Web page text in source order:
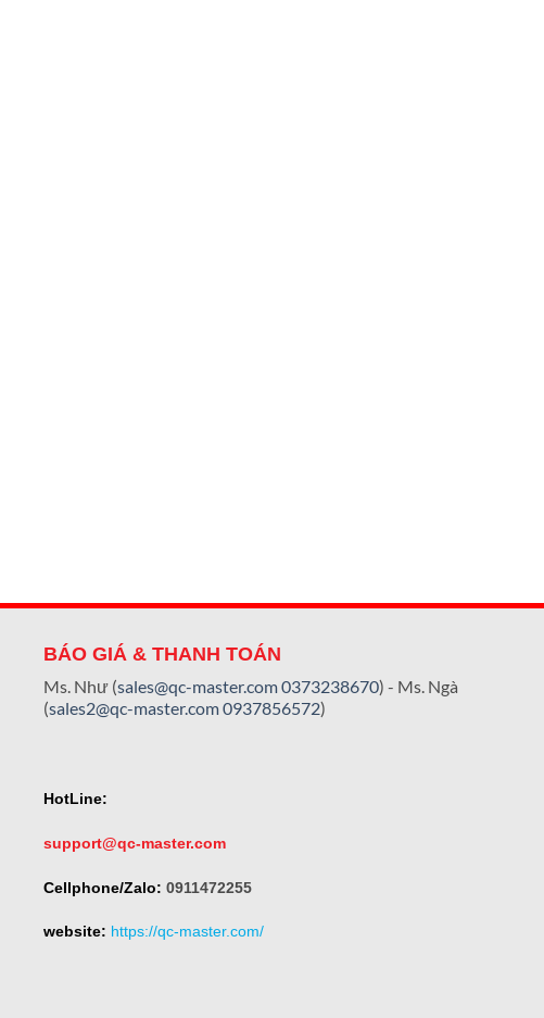
BÁO GIÁ & THANH TOÁN
Ms. Như (sales@qc-master.com0373238670) - Ms. Ngà
(sales2@qc-master.com0937856572)
HotLine:
support@qc-master.com
Cellphone/Zalo: 0911472255
website: https://qc-master.com/